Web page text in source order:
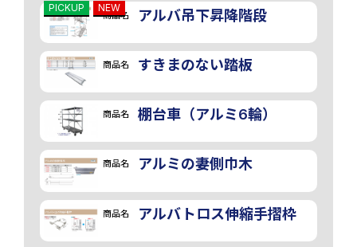
PICKUP NEW
商品名 アルバ吊下昇降階段
商品名 すきまのない踏板
商品名 棚台車（アルミ6輪）
商品名 アルミの妻側巾木
商品名 アルバトロス伸縮手摺枠
画像